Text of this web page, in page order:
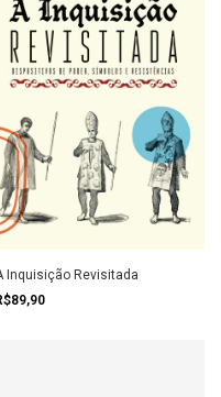
Inquisição Revisitada